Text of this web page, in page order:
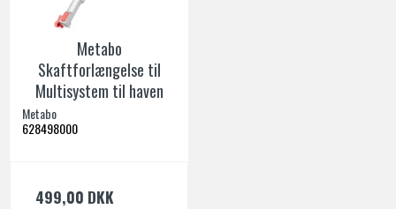
Metabo
Skaftforlængelse til
Multisystem til haven
Metabo
628498000
499,00 DKK